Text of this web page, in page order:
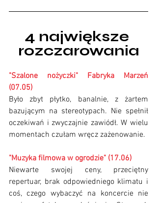
4 największe
rozczarowania
"Szalone nożyczki" Fabryka Marzeń
(07.05)
Było zbyt płytko, banalnie, z żartem
bazującym na stereotypach. Nie spełnił
oczekiwań i zwyczajnie zawiódł. W wielu
momentach czułam wręcz zażenowanie.
"Muzyka filmowa w ogrodzie" (17.06)
Niewarte swojej ceny, przeciętny
repertuar, brak odpowiedniego klimatu i
coś, czego wybaczyć na koncercie nie